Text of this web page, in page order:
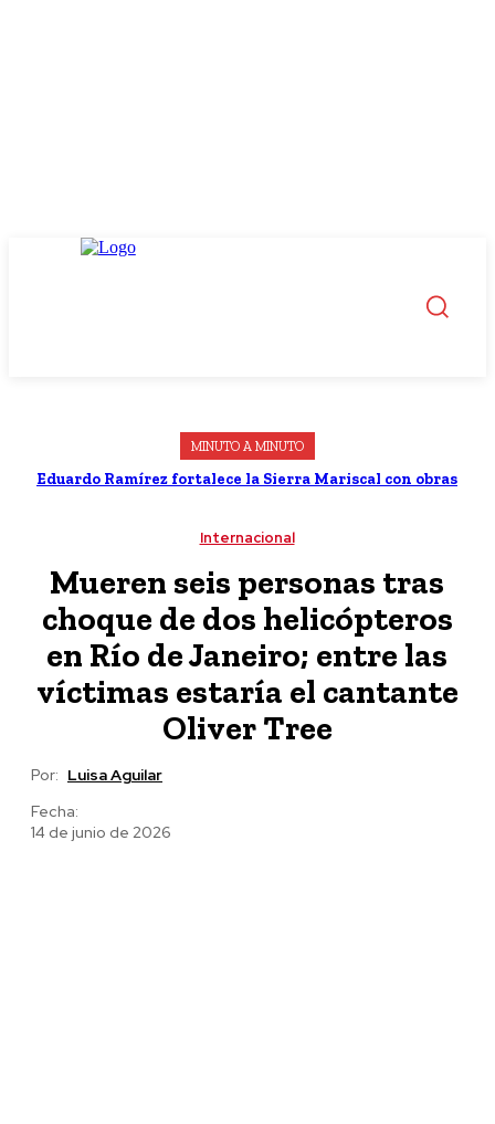
MINUTO A MINUTO
Eduardo Ramírez fortalece la Sierra Mariscal con obras
Internacional
Mueren seis personas tras
choque de dos helicópteros
en Río de Janeiro; entre las
víctimas estaría el cantante
Oliver Tree
Por: Luisa Aguilar
Fecha:
14 de junio de 2026